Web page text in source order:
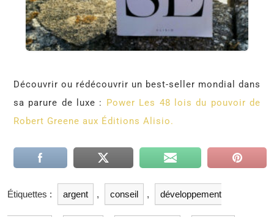
Découvrir ou rédécouvrir un best-seller mondial dans
sa parure de luxe : Power Les 48 lois du pouvoir de
Robert Greene aux Éditions Alisio.
Étiquettes : argent , conseil , développement